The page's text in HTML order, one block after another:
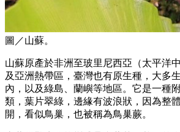
圖／山蘇。
山蘇原產於非洲至玻里尼西亞（太平洋
及亞洲熱帶區，臺灣也有原生種，大多
內，以及綠島、蘭嶼等地區。它是一種
類，葉片翠綠，邊緣有波浪狀，因為整
開，看似鳥巢，也被稱為鳥巢蕨。